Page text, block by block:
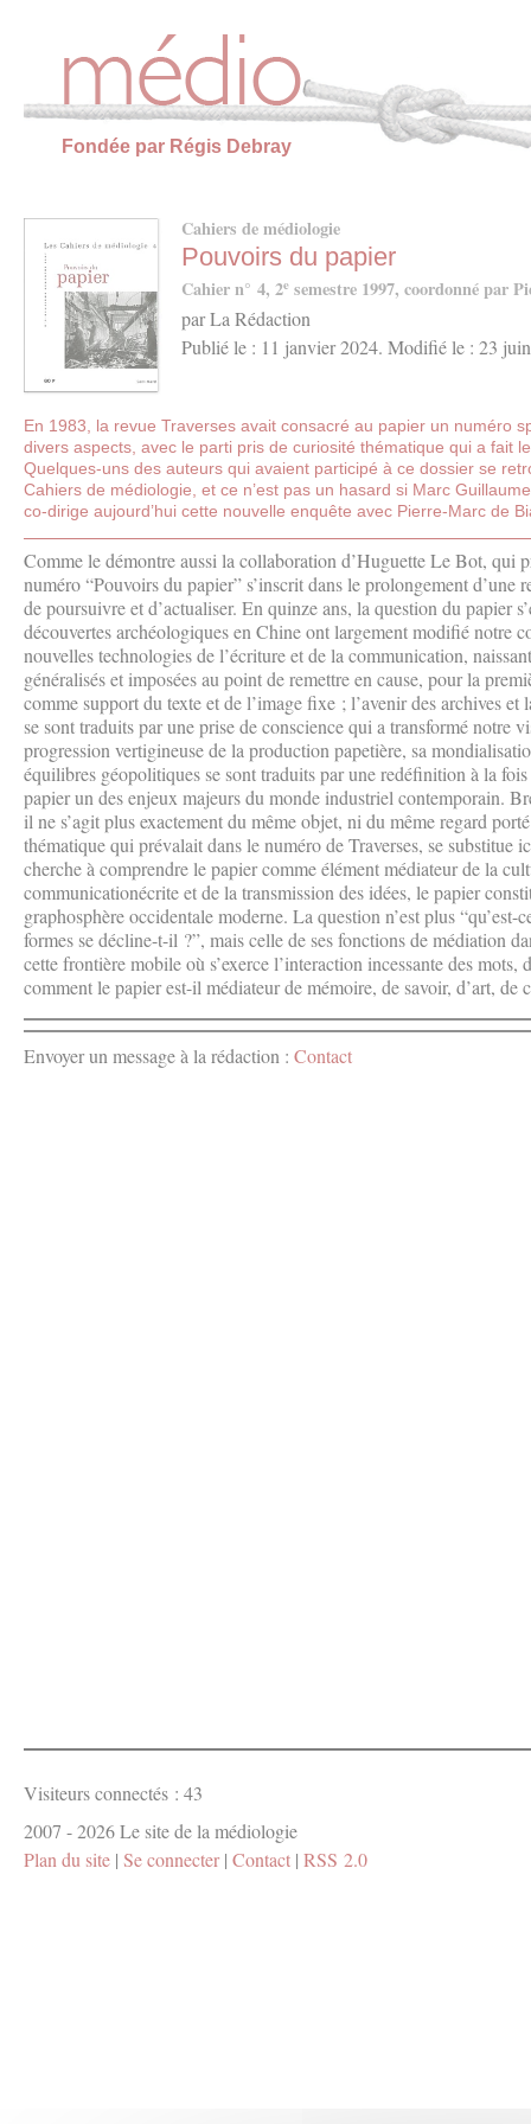
Fondée par Régis Debray
Cahiers de médiologie
Pouvoirs du papier
Cahier n° 4, 2e semestre 1997, coordonné par
par La Rédaction
Publié le : 11 janvier 2024. Modifié le : 23
En 1983, la revue Traverses avait consacré au papier un numéro
divers aspects, avec le parti pris de curiosité thématique qui a fait
Quelques-uns des auteurs qui avaient participé à ce dossier se
Cahiers de médiologie, et ce n’est pas un hasard si Marc
co-dirige aujourd’hui cette nouvelle enquête avec Pierre-Marc de
Comme le démontre aussi la collaboration d’Huguette Le Bot, qui
numéro “Pouvoirs du papier” s’inscrit dans le prolongement d’une
de poursuivre et d’actualiser. En quinze ans, la question du papier
découvertes archéologiques en Chine ont largement modifié notre
nouvelles technologies de l’écriture et de la communication,
généralisés et imposées au point de remettre en cause, pour la
comme support du texte et de l’image fixe ; l’avenir des archives et
se sont traduits par une prise de conscience qui a transformé notre
progression vertigineuse de la production papetière, sa
équilibres géopolitiques se sont traduits par une redéfinition à la
papier un des enjeux majeurs du monde industriel contemporain.
il ne s’agit plus exactement du même objet, ni du même regard
thématique qui prévalait dans le numéro de Traverses, se substitue
cherche à comprendre le papier comme élément médiateur de la
communicationécrite et de la transmission des idées, le papier
graphosphère occidentale moderne. La question n’est plus “qu’est-
formes se décline-t-il ?”, mais celle de ses fonctions de médiation
cette frontière mobile où s’exerce l’interaction incessante des mots,
comment le papier est-il médiateur de mémoire, de savoir, d’art, de
Envoyer un message à la rédaction : Contact
Visiteurs connectés : 43
2007 - 2026 Le site de la médiologie
Plan du site | Se connecter| Contact | RSS 2.0